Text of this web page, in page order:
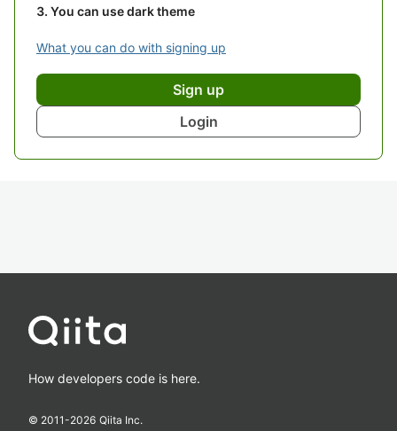
You can use dark theme
What you can do with signing up
Sign up
Login
How developers code is here.
© 2011-2026 Qiita Inc.